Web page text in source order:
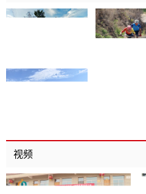
视频